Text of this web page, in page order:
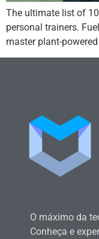
The ultimate list of
personal trainers.
master plant-
O máximo da
Conheça e